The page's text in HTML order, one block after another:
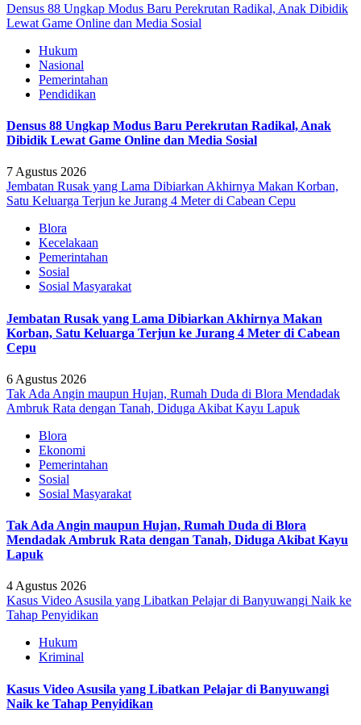
Densus 88 Ungkap Modus Baru Perekrutan Radikal, Anak Dibidik
Lewat Game Online dan Media Sosial
Hukum
Nasional
Pemerintahan
Pendidikan
Densus 88 Ungkap Modus Baru Perekrutan Radikal, Anak
Dibidik Lewat Game Online dan Media Sosial
7 Agustus 2026
Jembatan Rusak yang Lama Dibiarkan Akhirnya Makan Korban,
Satu Keluarga Terjun ke Jurang 4 Meter di Cabean Cepu
Blora
Kecelakaan
Pemerintahan
Sosial
Sosial Masyarakat
Jembatan Rusak yang Lama Dibiarkan Akhirnya Makan
Korban, Satu Keluarga Terjun ke Jurang 4 Meter di Cabean
Cepu
6 Agustus 2026
Tak Ada Angin maupun Hujan, Rumah Duda di Blora Mendadak
Ambruk Rata dengan Tanah, Diduga Akibat Kayu Lapuk
Blora
Ekonomi
Pemerintahan
Sosial
Sosial Masyarakat
Tak Ada Angin maupun Hujan, Rumah Duda di Blora
Mendadak Ambruk Rata dengan Tanah, Diduga Akibat Kayu
Lapuk
4 Agustus 2026
Kasus Video Asusila yang Libatkan Pelajar di Banyuwangi Naik ke
Tahap Penyidikan
Hukum
Kriminal
Kasus Video Asusila yang Libatkan Pelajar di Banyuwangi
Naik ke Tahap Penyidikan